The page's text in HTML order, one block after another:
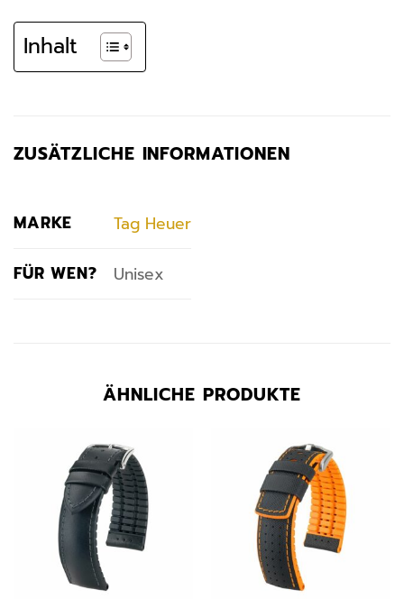
Inhalt
ZUSÄTZLICHE INFORMATIONEN
MARKE Tag Heuer
FÜR WEN? Unisex
ÄHNLICHE PRODUKTE